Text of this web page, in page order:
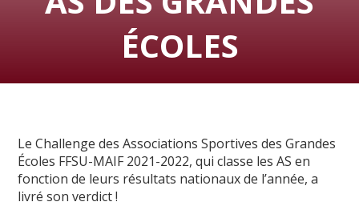
ÉCOLES
Le Challenge des Associations Sportives des Grandes
Écoles FFSU-MAIF 2021-2022, qui classe les AS en
fonction de leurs résultats nationaux de l’année, a
livré son verdict !